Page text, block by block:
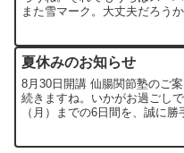
また雪マーク。大丈夫だろうか
夏休みのお知らせ
8月30日開講 仙腸関節塾のご
続きますね。いかがお過ごし
（月）までの6日間を、誠に